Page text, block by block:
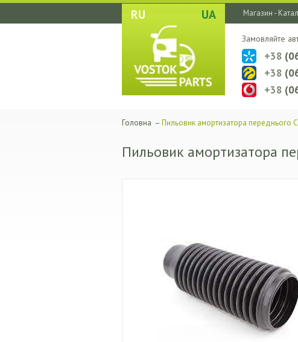
RU UA Магазин -
Замовляйте
+38
+38
+38
Головна – Пильовик амортизатора переднього
Пильовик амортизатора